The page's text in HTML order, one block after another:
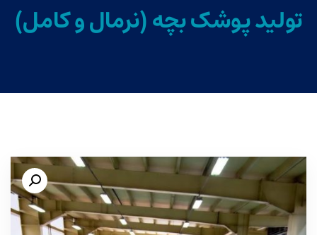
تولید پوشک بچه (نرمال و کامل)